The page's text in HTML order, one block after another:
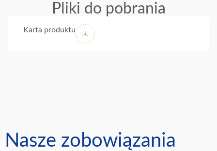
Pliki do pobrania
Karta produktu
Nasze zobowiązania